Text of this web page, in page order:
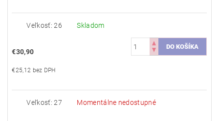
Veľkosť: 26 Skladom
€30,90
€25,12 bez DPH
Veľkosť: 27 Momentálne nedostupné